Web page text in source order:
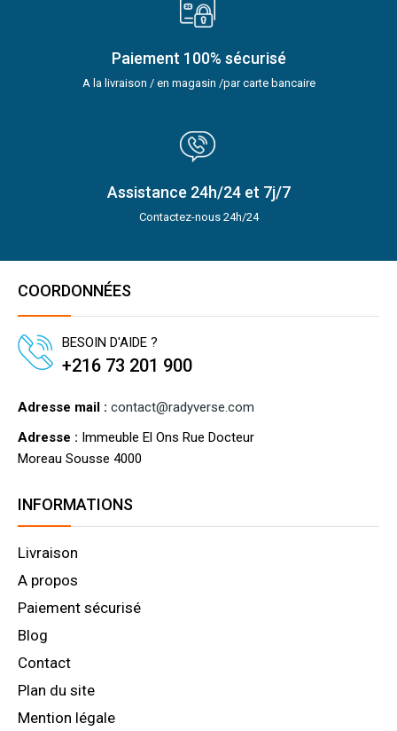
Paiement 100% sécurisé
A la livraison / en magasin /par carte bancaire
Assistance 24h/24 et 7j/7
Contactez-nous 24h/24
COORDONNÉES
BESOIN D'AIDE ?
+216 73 201 900
Adresse mail : contact@radyverse.com
Adresse : Immeuble El Ons Rue Docteur
Moreau Sousse 4000
INFORMATIONS
Livraison
A propos
Paiement sécurisé
Blog
Contact
Plan du site
Mention légale